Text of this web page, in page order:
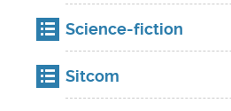
Science-fiction
Sitcom